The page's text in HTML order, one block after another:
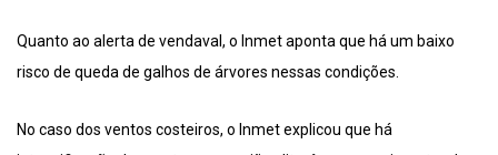
Quanto ao alerta de vendaval, o Inmet aponta que há um baixo
risco de queda de galhos de árvores nessas condições.
No caso dos ventos costeiros, o Inmet explicou que há